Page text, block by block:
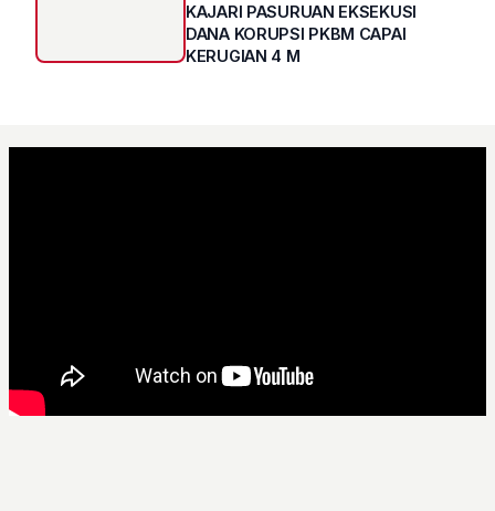
KAJARI PASURUAN EKSEKUSI
DANA KORUPSI PKBM CAPAI
KERUGIAN 4 M